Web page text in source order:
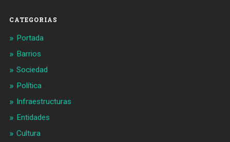
CATEGORIAS
Portada
Barrios
Sociedad
Política
Infraestructuras
Entidades
Cultura